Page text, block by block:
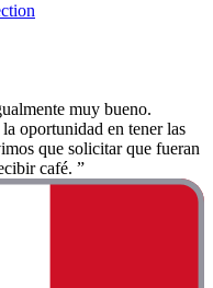
muy bueno.
oportunidad en tener las
que solicitar que fueran
café. ”